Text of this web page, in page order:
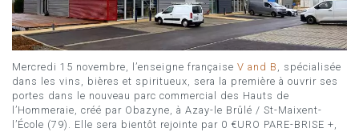
Mercredi 15 novembre, l’enseigne française V and B , spécialisée
dans les vins, bières et spiritueux, sera la première à ouvrir ses
portes dans le nouveau parc commercial des Hauts de
l’Hommeraie, créé par Obazyne, à Azay-le Brûlé / St-Maixent-
l’École (79). Elle sera bientôt rejointe par 0 €URO PARE-BRISE +,